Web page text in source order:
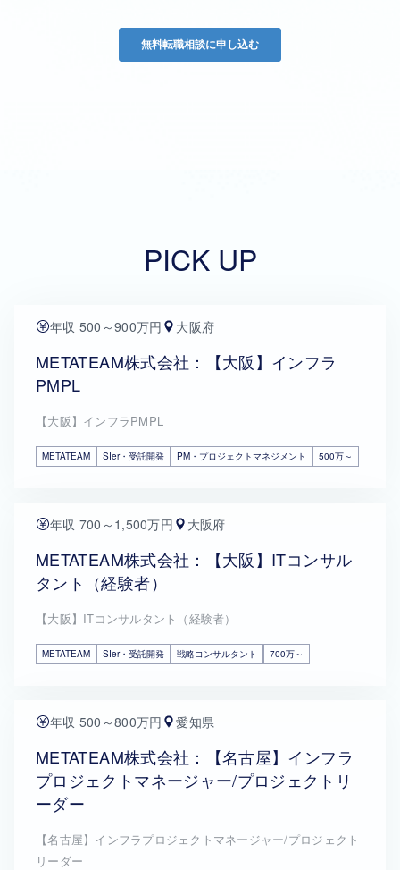
PICK UP
年収 500～900万円 大阪府
METATEAM株式会社：【大阪】インフラ
PMPL
【大阪】インフラPMPL
METATEAM SIer・受託開発 PM・プロジェクトマネジメント 500万～
年収 700～1,500万円 大阪府
METATEAM株式会社：【大阪】ITコンサル
タント（経験者）
【大阪】ITコンサルタント（経験者）
METATEAM SIer・受託開発 戦略コンサルタント 700万～
年収 500～800万円 愛知県
METATEAM株式会社：【名古屋】インフラ
プロジェクトマネージャー/プロジェクトリ
ーダー
【名古屋】インフラプロジェクトマネージャー/プロジェクト
リーダー